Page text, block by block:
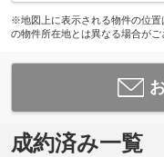
※地図上に表示される物件の位
の物件所在地とは異なる場合がご
成約済み一覧